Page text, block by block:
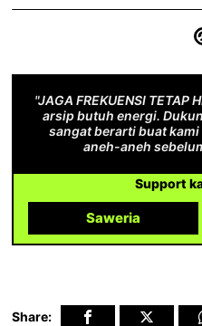
"JAGA FREKUENSI
arsip butuh energi.
sangat berarti buat
aneh-aneh
Support
Saweria
Share: